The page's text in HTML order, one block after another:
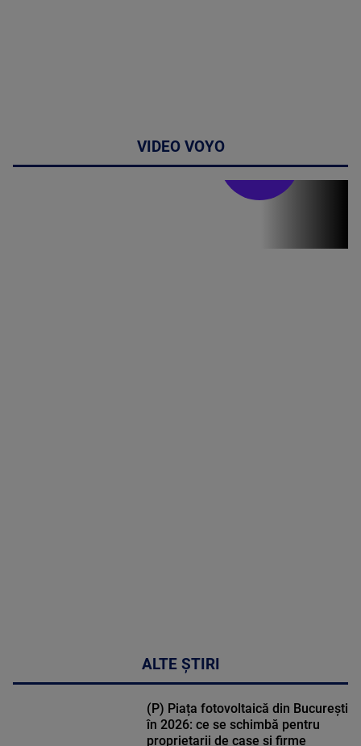
VIDEO VOYO
ALTE ȘTIRI
(P) Piața fotovoltaică din București
în 2026: ce se schimbă pentru
proprietarii de case și firme